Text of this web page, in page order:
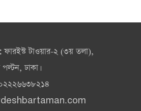
ফারইস্ট টাওয়ার-২ (৩য় তলা),
ঢাকা।